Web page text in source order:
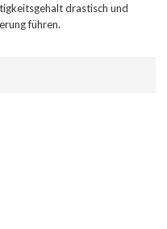
drastisch und
führen.